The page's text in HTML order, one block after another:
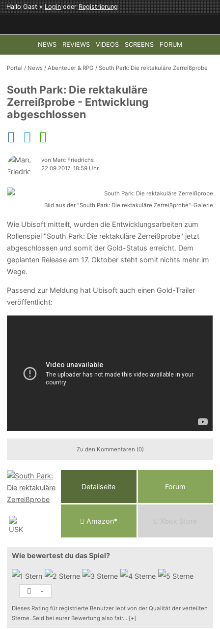
Hallo Gast »LoginoderRegistrierung
NEWS REVIEWS VIDEOS SCREENS FORUM
TOP-THEMEN: COD: MODERN WARFARE 4 HALO:
Portal / News /Abenteuer & RPG /South Park: Die rektakuläre Zerreißprobe
South Park: Die rektakuläre
Zerreißprobe - Entwicklung
abgeschlossen
von Marc Friedrichs
22.09.2017, 18:59 Uhr
Bild aus der "South Park: Die rektakuläre Zerreißprobe"-Galerie
Wie Ubisoft mitteilt, wurden die Entwicklungsarbeiten zum
Rollenspiel "South Park: Die rektakuläre Zerreißprobe" jetzt
abgeschlossen und somit der Gold-Status erreicht. Dem
geplanten Release am 17. Oktober steht somit nichts mehr im
Wege.
Passend zur Meldung hat Ubisoft auch einen Gold-Trailer
veröffentlicht:
Zu den Kommentaren (0)
Detailseite Forum
Amazon* Xbox Store
Wie bewertest du das Spiel?
-
Dieses Rating für registrierte Benutzer lebt von der Qualität der verteilten
Sterne. Seid bei eurer Bewertung also fair... [+]